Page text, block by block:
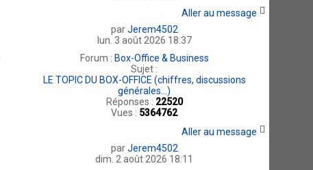
Aller au message
parJerem4502
lun. 3 août 2026 18:37
Forum : Box-Office & Business
Sujet :
LE TOPIC DU BOX-OFFICE (chiffres, discussions
générales...)
Réponses : 22520
Vues : 5364762
Aller au message
parJerem4502
dim. 2 août 2026 18:11